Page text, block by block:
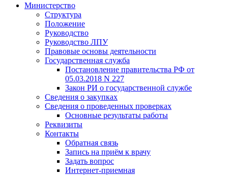
Министерство
Структура
Положение
Руководство
Руководство ЛПУ
Правовые основы деятельности
Государственная служба
Постановление правительства РФ от
05.03.2018 N 227
Закон РИ о государственной службе
Сведения о закупках
Сведения о проведенных проверках
Основные результаты работы
Реквизиты
Контакты
Обратная связь
Запись на приём к врачу
Задать вопрос
Интернет-приемная